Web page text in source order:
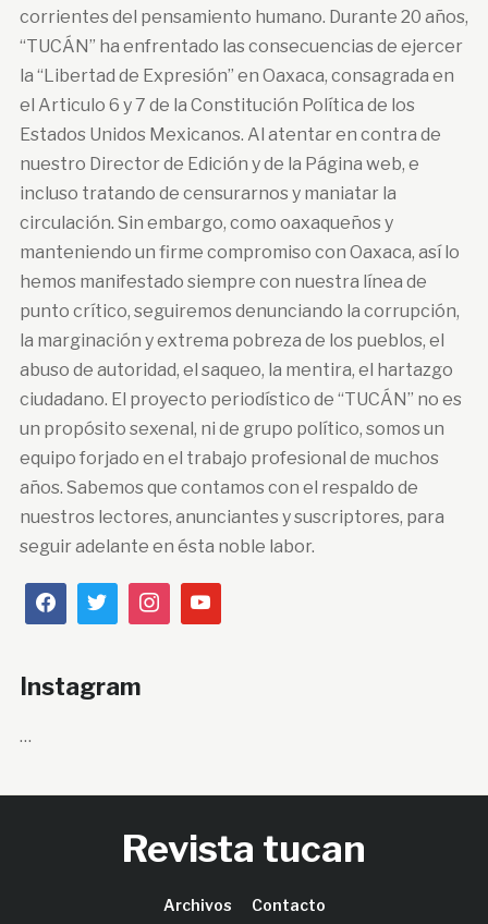
corrientes del pensamiento humano. Durante 20 años,
“TUCÁN” ha enfrentado las consecuencias de ejercer
la “Libertad de Expresión” en Oaxaca, consagrada en
el Articulo 6 y 7 de la Constitución Política de los
Estados Unidos Mexicanos. Al atentar en contra de
nuestro Director de Edición y de la Página web, e
incluso tratando de censurarnos y maniatar la
circulación. Sin embargo, como oaxaqueños y
manteniendo un firme compromiso con Oaxaca, así lo
hemos manifestado siempre con nuestra línea de
punto crítico, seguiremos denunciando la corrupción,
la marginación y extrema pobreza de los pueblos, el
abuso de autoridad, el saqueo, la mentira, el hartazgo
ciudadano. El proyecto periodístico de “TUCÁN” no es
un propósito sexenal, ni de grupo político, somos un
equipo forjado en el trabajo profesional de muchos
años. Sabemos que contamos con el respaldo de
nuestros lectores, anunciantes y suscriptores, para
seguir adelante en ésta noble labor.
Instagram
…
Revista tucan
Archivos Contacto